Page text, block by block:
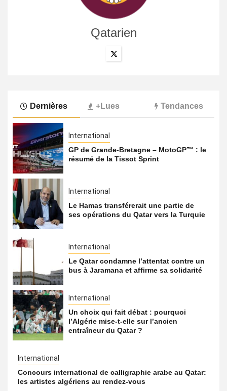
Qatarien
Dernières +Lues Tendances
International
GP de Grande-Bretagne – MotoGP™ : le
résumé de la Tissot Sprint
International
Le Hamas transférerait une partie de
ses opérations du Qatar vers la Turquie
International
Le Qatar condamne l’attentat contre un
bus à Jaramana et affirme sa solidarité
International
Un choix qui fait débat : pourquoi
l’Algérie mise-t-elle sur l’ancien
entraîneur du Qatar ?
International
Concours international de calligraphie arabe au Qatar:
les artistes algériens au rendez-vous